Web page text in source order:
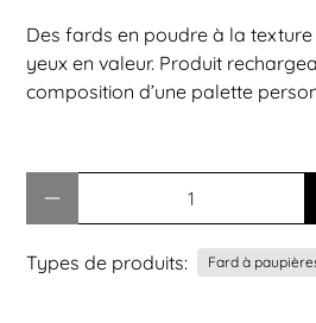
Des fards en poudre à la
yeux en valeur. Produit
composition d’une palette
Types de produits: Fard à